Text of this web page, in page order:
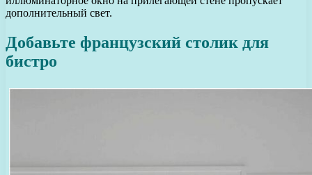
дополнительный свет.
Добавьте французский столик для
бистро